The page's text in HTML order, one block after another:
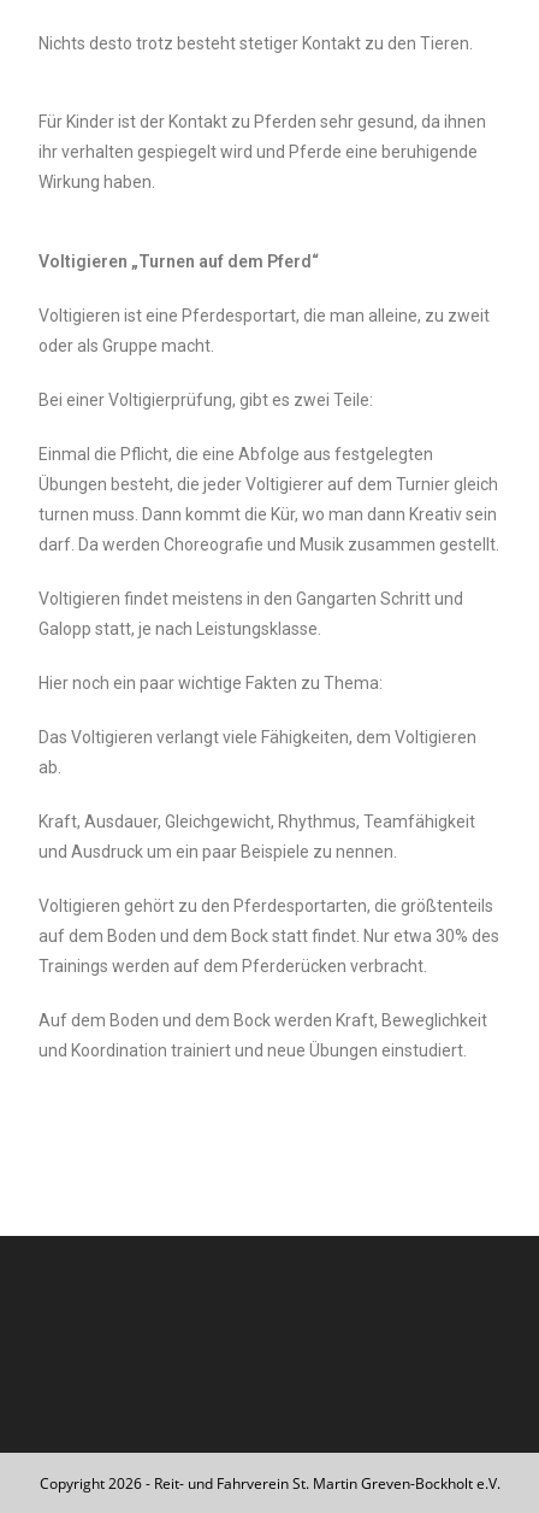
Nichts desto trotz besteht stetiger Kontakt zu den Tieren.
Für Kinder ist der Kontakt zu Pferden sehr gesund, da ihnen
ihr verhalten gespiegelt wird und Pferde eine beruhigende
Wirkung haben.
Voltigieren „Turnen auf dem Pferd“
Voltigieren ist eine Pferdesportart, die man alleine, zu zweit
oder als Gruppe macht.
Bei einer Voltigierprüfung, gibt es zwei Teile:
Einmal die Pflicht, die eine Abfolge aus festgelegten
Übungen besteht, die jeder Voltigierer auf dem Turnier gleich
turnen muss. Dann kommt die Kür, wo man dann Kreativ sein
darf. Da werden Choreografie und Musik zusammen gestellt.
Voltigieren findet meistens in den Gangarten Schritt und
Galopp statt, je nach Leistungsklasse.
Hier noch ein paar wichtige Fakten zu Thema:
Das Voltigieren verlangt viele Fähigkeiten, dem Voltigieren
ab.
Kraft, Ausdauer, Gleichgewicht, Rhythmus, Teamfähigkeit
und Ausdruck um ein paar Beispiele zu nennen.
Voltigieren gehört zu den Pferdesportarten, die größtenteils
auf dem Boden und dem Bock statt findet. Nur etwa 30% des
Trainings werden auf dem Pferderücken verbracht.
Auf dem Boden und dem Bock werden Kraft, Beweglichkeit
und Koordination trainiert und neue Übungen einstudiert.
Copyright 2026 - Reit- und Fahrverein St. Martin Greven-Bockholt e.V.